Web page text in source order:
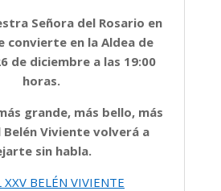
Señora del Rosario en
convierte en la Aldea de
de diciembre a las 19:00
horas.
grande, más bello, más
Belén Viviente volverá a
sin habla.
XXV BELÉN VIVIENTE